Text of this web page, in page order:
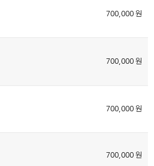
700,000 원
700,000 원
700,000 원
700,000 원